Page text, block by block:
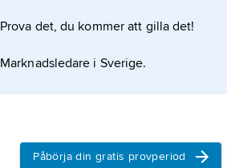
Prova det, du kommer att gilla det!
Marknadsledare i Sverige.
Påbörja din gratis provperiod